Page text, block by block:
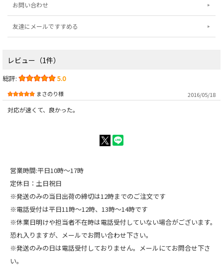
お問い合わせ
友達にメールですすめる
レビュー（1件）
総評: 5.0
まさのり様 2016/05/18
対応が速くて、良かった。
営業時間:平日10時～17時
定休日：土日祝日
※発送のみの当日出荷の締切は12時までのご注文です
※電話受付は平日11時～12時、13時～14時です
※休業日明けや担当者不在時は電話受付していない場合がございます。
恐れ入りますが、メールでお問い合わせ下さい。
※発送のみの日は電話受付しておりません。メールにてお問合せ下さ
い。